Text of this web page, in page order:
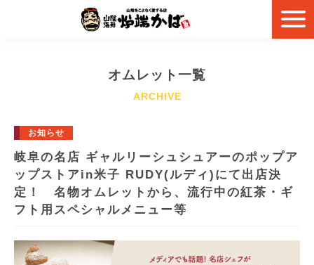
オムレット一覧
お知らせ
岐阜の名店 ギャルリーシュシュアーのポップア
ップストアin米子 RUDY(ルディ)にて出店決
定！ 名物オムレットから、流行中の紅茶・ギ
フト用スペシャルメニュー等